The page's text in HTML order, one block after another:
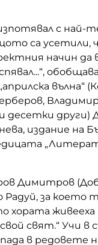
с най-
са усетили,
начин да
вълна“
други)
издание на
Димитров
за което
хората
свят.“ Учи в
в редовете